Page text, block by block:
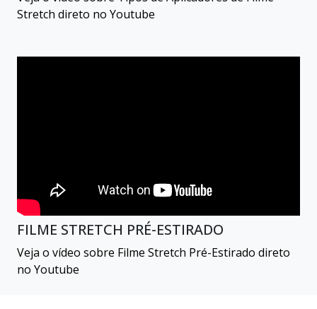
Stretch direto no Youtube
FILME STRETCH PRÉ-ESTIRADO
Veja o vídeo sobre Filme Stretch Pré-Estirado direto
no Youtube